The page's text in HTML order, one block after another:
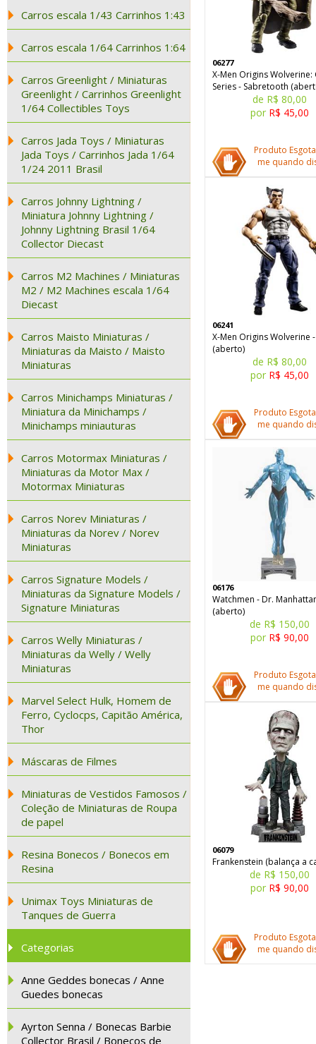
Carros escala 1/43 Carrinhos 1:43
Carros escala 1/64 Carrinhos 1:64
Carros Greenlight / Miniaturas
Greenlight / Carrinhos Greenlight
1/64 Collectibles Toys
Carros Jada Toys / Miniaturas
Jada Toys / Carrinhos Jada 1/64
1/24 2011 Brasil
Carros Johnny Lightning /
Miniatura Johnny Lightning /
Johnny Lightning Brasil 1/64
Collector Diecast
Carros M2 Machines / Miniaturas
M2 / M2 Machines escala 1/64
Diecast
Carros Maisto Miniaturas /
Miniaturas da Maisto / Maisto
Miniaturas
Carros Minichamps Miniaturas /
Miniatura da Minichamps /
Minichamps miniauturas
Carros Motormax Miniaturas /
Miniaturas da Motor Max /
Motormax Miniaturas
Carros Norev Miniaturas /
Miniaturas da Norev / Norev
Miniaturas
Carros Signature Models /
Miniaturas da Signature Models /
Signature Miniaturas
Carros Welly Miniaturas /
Miniaturas da Welly / Welly
Miniaturas
Marvel Select Hulk, Homem de
Ferro, Cyclocps, Capitão América,
Thor
Máscaras de Filmes
Miniaturas de Vestidos Famosos /
Coleção de Miniaturas de Roupa
de papel
Resina Bonecos / Bonecos em
Resina
Unimax Toys Miniaturas de
Tanques de Guerra
Categorias
Anne Geddes bonecas / Anne
Guedes bonecas
Ayrton Senna / Bonecas Barbie
Collector Brasil / Bonecos de
06277
X-Men Origins Wolverine:
Series - Sabretooth
de R$ 80,00
por R$ 45,00
Produto
me quando
06241
X-Men Origins Wolverine
(aberto)
de R$ 80,00
por R$ 45,00
Produto
me quando
06176
Watchmen - Dr.
(aberto)
de R$ 150,00
por R$ 90,00
Produto
me quando
06079
Frankenstein (balança a
de R$ 150,00
por R$ 90,00
Produto
me quando